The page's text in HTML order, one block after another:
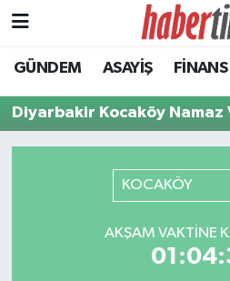
GÜNDEM ASAYİŞ FİNANS
Diyarbakir Kocaköy
KOCAKÖY
AKŞAM VAKTINE
Tire Nöbetçi Eczaneler
Tire Hava Durumu
Tüm Manşetler